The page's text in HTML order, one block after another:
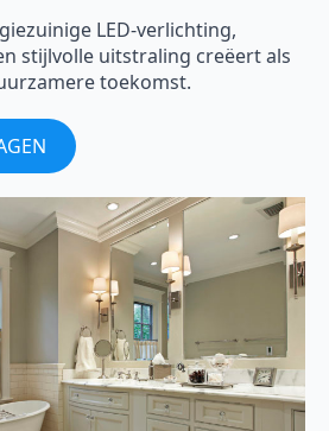
LED-verlichting,
stijlvolle uitstraling creëert als
toekomst.